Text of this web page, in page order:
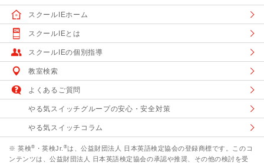
スクールIEホーム
スクールIEとは
スクールIEの個別指導
教室検索
よくあるご質問
やる気スイッチグループの安心・安全対策
やる気スイッチコラム
※ 英検® ・英検Jr. ®は、公益財団法人 日本英語検定協会の登録商標です。このコ
ンテンツは、公益財団法人 日本英語検定協会の承認や推奨、その他の検討を受